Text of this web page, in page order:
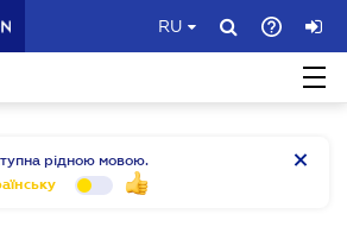
RU
рідною мовою.